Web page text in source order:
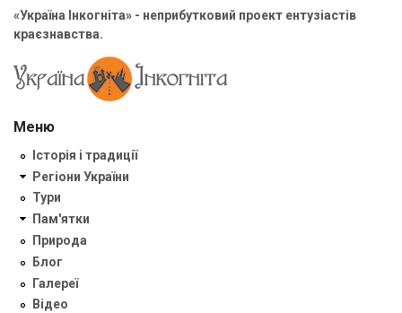
«Україна Інкогніта» - неприбутковий проект ентузіастів
краєзнавства.
Меню
Історія і традиції
Регіони України
Тури
Пам'ятки
Природа
Блог
Галереї
Відео